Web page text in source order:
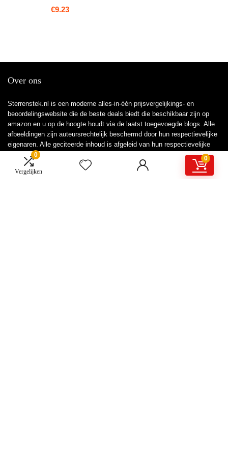
0
Vergelijken
0
€9.23
Over ons
Sterrenstek.nl is een moderne alles-in-één prijsvergelijkings- en
beoordelingswebsite die de beste deals biedt die beschikbaar zijn op
amazon en u op de hoogte houdt via de laatst toegevoegde blogs. Alle
afbeeldingen zijn auteursrechtelijk beschermd door hun respectievelijke
eigenaren. Alle geciteerde inhoud is afgeleid van hun respectievelijke
bronnen.